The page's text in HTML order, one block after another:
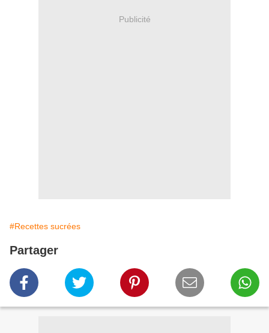
Publicité
#Recettes sucrées
Partager